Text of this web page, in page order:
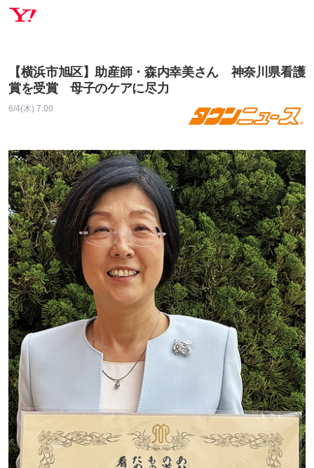
【横浜市旭区】助産師・森内幸美さん 神奈川県看護
賞を受賞 母子のケアに尽力
6/4(木) 7:00